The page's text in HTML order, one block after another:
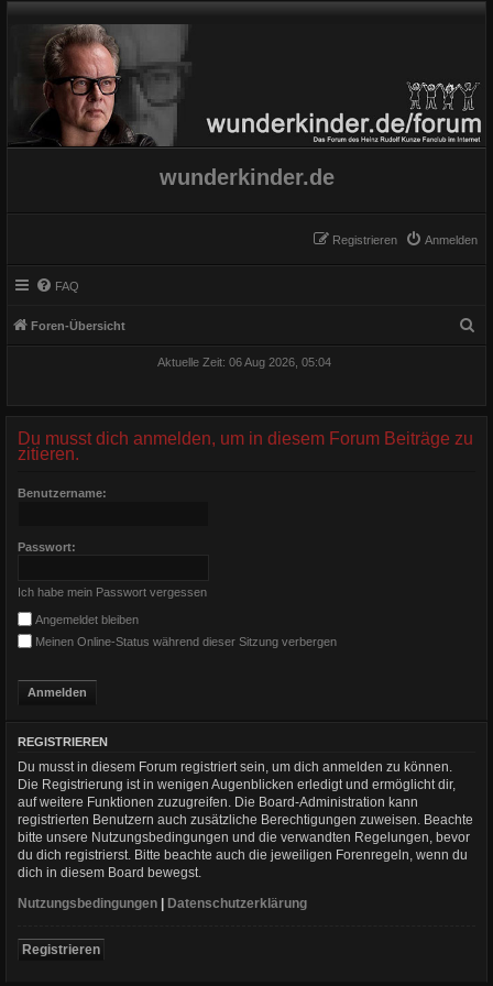
wunderkinder.de
Anmelden
Registrieren
FAQ
Foren-Übersicht
Aktuelle Zeit: 06 Aug 2026, 05:04
Du musst dich anmelden, um in diesem Forum Beiträge zu
zitieren.
Benutzername:
Passwort:
Ich habe mein Passwort vergessen
Angemeldet bleiben
Meinen Online-Status während dieser Sitzung verbergen
REGISTRIEREN
Du musst in diesem Forum registriert sein, um dich anmelden zu können.
Die Registrierung ist in wenigen Augenblicken erledigt und ermöglicht dir,
auf weitere Funktionen zuzugreifen. Die Board-Administration kann
registrierten Benutzern auch zusätzliche Berechtigungen zuweisen. Beachte
bitte unsere Nutzungsbedingungen und die verwandten Regelungen, bevor
du dich registrierst. Bitte beachte auch die jeweiligen Forenregeln, wenn du
dich in diesem Board bewegst.
Nutzungsbedingungen
Datenschutzerklärung
Registrieren